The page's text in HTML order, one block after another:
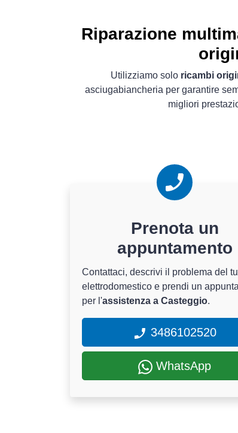
Riparazione
Utilizziamo solo ricambi
asciugabiancheria per garantire
migliori
Prenota un
appuntamento
Contattaci, descrivi il problema del
elettrodomestico e prendi un
per l'assistenza a Casteggio.
3486102520
WhatsApp